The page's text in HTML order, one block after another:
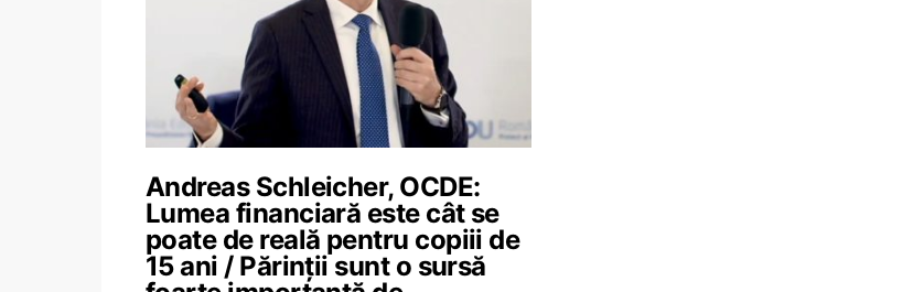
Andreas Schleicher, OCDE:
Lumea financiară este cât se
poate de reală pentru copiii de
15 ani / Părinții sunt o sursă